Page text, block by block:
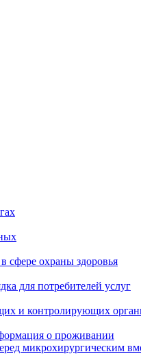
сфере охраны здоровья
для потребителей услуг
и контролирующих
о проживании
микрохирургическим